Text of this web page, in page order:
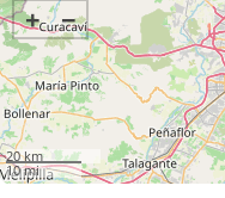
+ −
20 km
10 mi